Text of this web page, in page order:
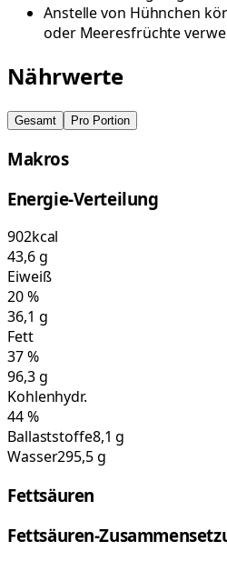
Anstelle von Hühnchen
oder Meeresfrüchte
Nährwerte
Gesamt Pro Portion
Makros
Energie-Verteilung
902kcal
43,6g
Eiweiß
20%
36,1 g
Fett
37%
96,3g
Kohlenhydr.
44%
Ballaststoffe8,1 g
Wasser295,5 g
Fettsäuren
Fettsäuren-